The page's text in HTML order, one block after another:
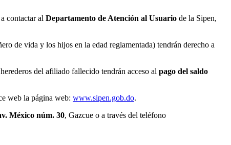
contactar al Departamento de Atención al Usuario de la Sipen,
de vida y los hijos en la edad reglamentada) tendrán derecho a
del afiliado fallecido tendrán acceso al pago del saldo
web la página web: www.sipen.gob.do.
México núm. 30, Gazcue o a través del teléfono